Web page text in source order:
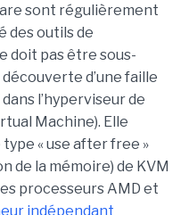
sont régulièrement
des outils de
doit pas être sous-
d’une faille
l’hyperviseur de
Machine). Elle
« use after free »
de la mémoire) de KVM
processeurs AMD et
indépendant